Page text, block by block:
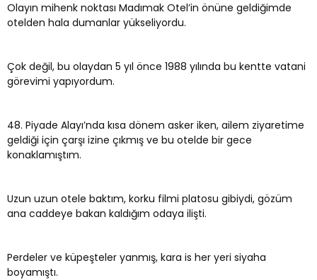
Olayın mihenk noktası Madımak Otel’in önüne geldiğimde
otelden hala dumanlar yükseliyordu.
Çok değil, bu olaydan 5 yıl önce 1988 yılında bu kentte vatani
görevimi yapıyordum.
48. Piyade Alayı’nda kısa dönem asker iken, ailem ziyaretime
geldiği için çarşı izine çıkmış ve bu otelde bir gece
konaklamıştım.
Uzun uzun otele baktım, korku filmi platosu gibiydi, gözüm
ana caddeye bakan kaldığım odaya ilişti.
Perdeler ve küpeşteler yanmış, kara is her yeri siyaha
boyamıştı.